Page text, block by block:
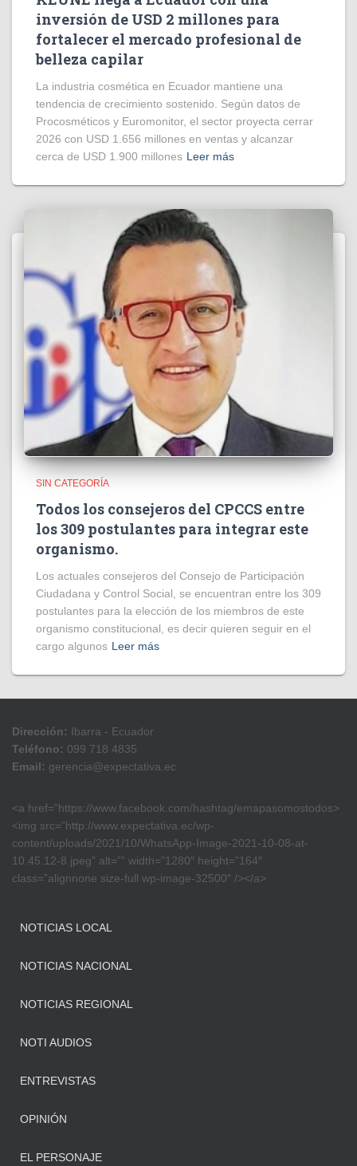
inversión de USD 2 millones para
fortalecer el mercado profesional de
belleza capilar
La industria cosmética en Ecuador mantiene una
tendencia de crecimiento sostenido. Según datos de
Procosméticos y Euromonitor, el sector proyecta cerrar
2026 con USD 1.656 millones en ventas y alcanzar
cerca de USD 1.900 millones Leer más
SIN CATEGORÍA
Todos los consejeros del CPCCS entre
los 309 postulantes para integrar este
organismo.
Los actuales consejeros del Consejo de Participación
Ciudadana y Control Social, se encuentran entre los 309
postulantes para la elección de los miembros de este
organismo constitucional, es decir quieren seguir en el
cargo algunos Leer más
Dirección: Ibarra - Ecuador
Teléfono: 099 718 4835
Email: gerencia@expectativa.ec
<a href=”https://www.facebook.com/hashtag/emapasomostodos>
<img src=”http://www.expectativa.ec/wp-
content/uploads/2021/10/WhatsApp-Image-2021-10-08-at-
10.45.12-8.jpeg” alt=”” width=”1280″ height=”164″
class=”alignnone size-full wp-image-32500″ /></a>
NOTICIAS LOCAL
NOTICIAS NACIONAL
NOTICIAS REGIONAL
NOTI AUDIOS
ENTREVISTAS
OPINIÓN
EL PERSONAJE